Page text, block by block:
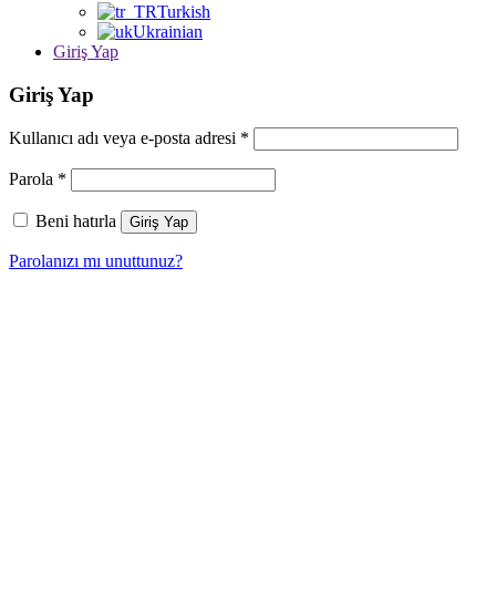
Turkish
Ukrainian
Giriş Yap
Giriş Yap
Kullanıcı adı veya e-posta adresi *
Parola *
Beni hatırla Giriş Yap
Parolanızı mı unuttunuz?